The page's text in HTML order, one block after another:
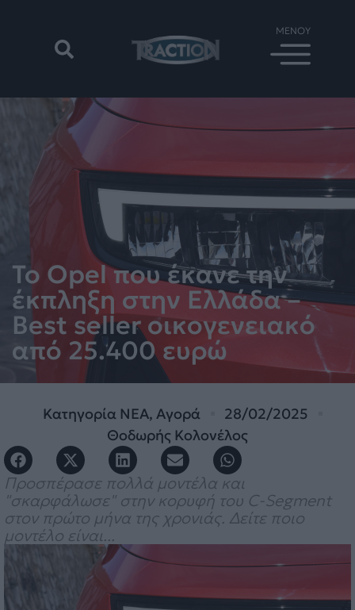
Το Opel που έκανε την
έκπληξη στην Ελλάδα –
Best seller οικογενειακό
από 25.400 ευρώ
Κατηγορία ΝΕΑ, Αγορά
28/02/2025
Θοδωρής Κολονέλος
Προσπέρασε πολλά μοντέλα και
"σκαρφάλωσε" στην κορυφή του C-Segment
στον πρώτο μήνα της χρονιάς. Δείτε ποιο
μοντέλο είναι...